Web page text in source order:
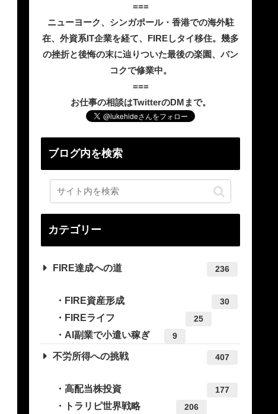
===
ニューヨーク、シンガポール・香港での海外駐
在、外資系IT企業を経て、FIREしタイ移住。幾多
の挫折と後悔の末に辿りついた最後の楽園、バン
コクで修業中。
===
お仕事の相談はTwitterのDMまで。
ブログ内を検索
カテゴリー
FIRE達成への道 236
FIRE資産形成 30
FIREライフ 25
AI副業で小遣い稼ぎ 9
不労所得への挑戦 407
高配当株投資 177
トラリピ世界戦略 206